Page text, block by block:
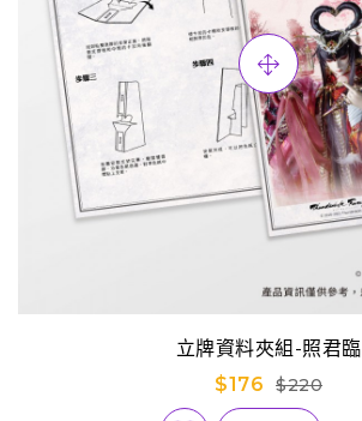
立牌資料夾組-照君臨
$176
$220